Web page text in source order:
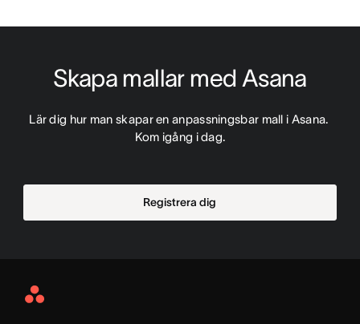
Skapa mallar med Asana
Lär dig hur man skapar en anpassningsbar mall i Asana.
Kom igång i dag.
Registrera dig
Asana